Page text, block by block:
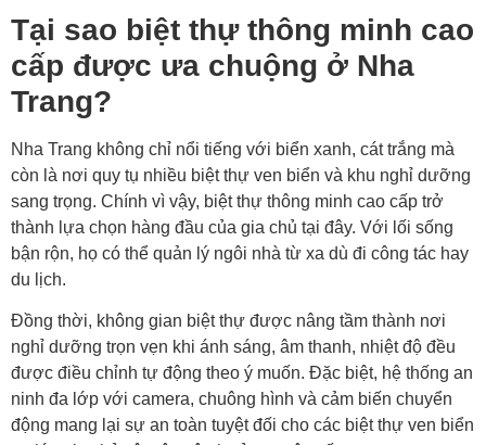
Tại sao biệt thự thông minh cao
cấp được ưa chuộng ở Nha
Trang?
Nha Trang không chỉ nổi tiếng với biển xanh, cát trắng mà
còn là nơi quy tụ nhiều biệt thự ven biển và khu nghỉ dưỡng
sang trọng. Chính vì vậy, biệt thự thông minh cao cấp trở
thành lựa chọn hàng đầu của gia chủ tại đây. Với lối sống
bận rộn, họ có thể quản lý ngôi nhà từ xa dù đi công tác hay
du lịch.
Đồng thời, không gian biệt thự được nâng tầm thành nơi
nghỉ dưỡng trọn vẹn khi ánh sáng, âm thanh, nhiệt độ đều
được điều chỉnh tự động theo ý muốn. Đặc biệt, hệ thống an
ninh đa lớp với camera, chuông hình và cảm biến chuyển
động mang lại sự an toàn tuyệt đối cho các biệt thự ven biển